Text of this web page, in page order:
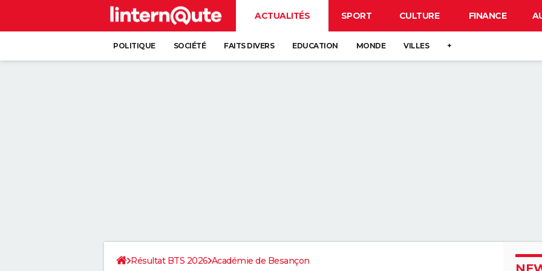
ACTUALITÉS SPORT CULTURE FINANCE
POLITIQUE SOCIÉTÉ FAITS DIVERS EDUCATION MONDE VILLES +
Résultat BTS 2026 Académie de Besançon